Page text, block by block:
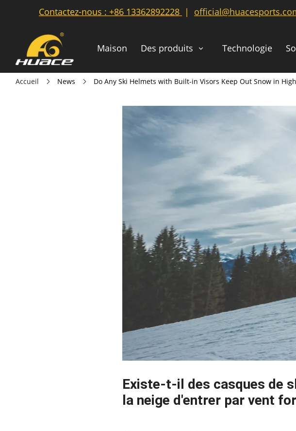
Contactez-nous : +86 13362892228 |
Maison Des produits Technologie
Accueil News Do Any Ski Helmets with Built-in Visors Keep Out Snow in
Existe-t-il des casques de
la neige d'entrer par vent